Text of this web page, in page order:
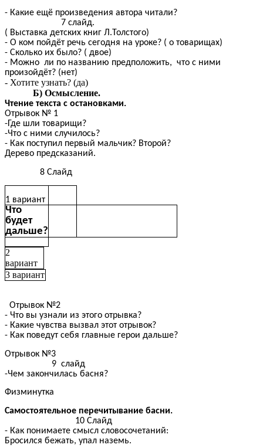
- Какие ещё произведения автора читали?
7 слайд.
( Выставка детских книг Л.Толстого)
- О ком пойдёт речь сегодня на уроке? ( о товарищах)
- Сколько их было? ( двое)
- Можно ли по названию предположить, что с ними
произойдёт? (нет)
- Хотите узнать? (да)
Б) Осмысление.
Чтение текста с остановками.
Отрывок № 1
-Где шли товарищи?
-Что с ними случилось?
- Как поступил первый мальчик? Второй?
Дерево предсказаний.
8 Слайд
1 вариант
Что
будет
дальше?
2
вариант
3 вариант
Отрывок №2
- Что вы узнали из этого отрывка?
- Какие чувства вызвал этот отрывок?
- Как поведут себя главные герои дальше?
Отрывок №3
9 слайд
-Чем закончилась басня?
Физминутка
Самостоятельное перечитывание басни.
10 Слайд
- Как понимаете смысл словосочетаний:
Бросился бежать, упал наземь.